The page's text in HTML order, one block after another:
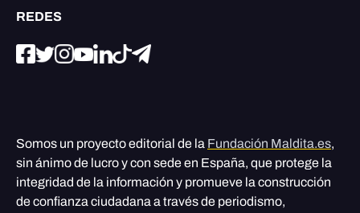
REDES
Somos un proyecto editorial de la Fundación Maldita.es,
sin ánimo de lucro y con sede en España, que protege la
integridad de la información y promueve la construcción
de confianza ciudadana a través de periodismo,